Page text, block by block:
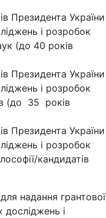
Президента України
і розробок
(до 40 років
Президента України
і розробок
(до 35 років
Президента України
і розробок
кандидатів
надання грантової
і